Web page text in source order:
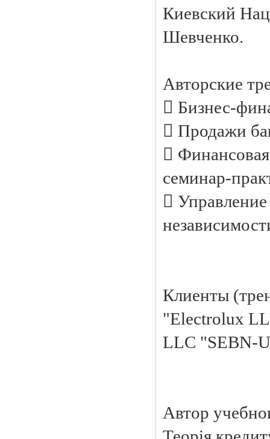
Киевский
Шевченко.
Авторские
 Бизнес-
 Продажи

семинар-

Клиенты
"Electrolux
LLC "SEBN-
Автор